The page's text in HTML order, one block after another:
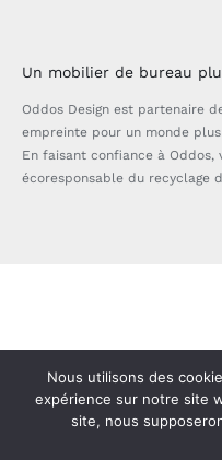
Un mobilier de bureau
Oddos Design est partenaire
empreinte pour un monde
En faisant confiance à Oddos,
écoresponsable du recyclage
Nous utilisons des
expérience sur notre site
site, nous